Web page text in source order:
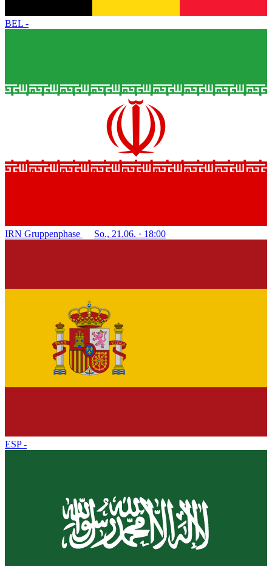
BEL -
IRN Gruppenphase So., 21.06. · 18:00
ESP -